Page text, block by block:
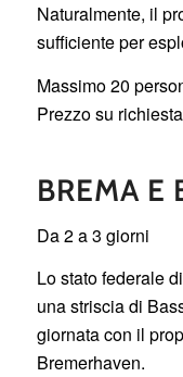
Naturalmente, il
sufficiente per
Massimo 20
Prezzo su richiesta
BREMA E
Da 2 a 3 giorni
Lo stato federale
una striscia di
giornata con il
Bremerhaven.